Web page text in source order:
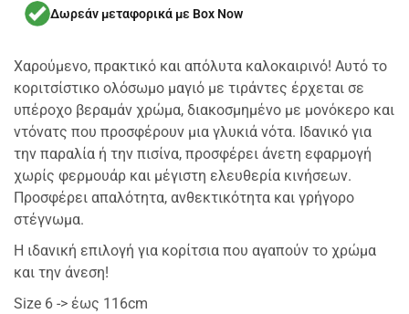
Δωρεάν μεταφορικά με Box Now
Χαρούμενο, πρακτικό και απόλυτα καλοκαιρινό! Αυτό το
κοριτσίστικο ολόσωμο μαγιό με τιράντες έρχεται σε
υπέροχο βεραμάν χρώμα, διακοσμημένο με μονόκερο και
ντόνατς που προσφέρουν μια γλυκιά νότα. Ιδανικό για
την παραλία ή την πισίνα, προσφέρει άνετη εφαρμογή
χωρίς φερμουάρ και μέγιστη ελευθερία κινήσεων.
Προσφέρει απαλότητα, ανθεκτικότητα και γρήγορο
στέγνωμα.
Η ιδανική επιλογή για κορίτσια που αγαπούν το χρώμα
και την άνεση!
Size 6 -> έως 116cm